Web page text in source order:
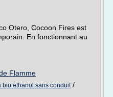
Otero, Cocoon Fires est
En fonctionnant au
Flamme
bio ethanol sans conduit/